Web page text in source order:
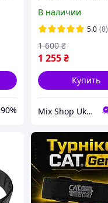
90%
Pharmaceuticals)
В наличии
5.0 (8)
1 255 ₴
1 600 ₴
Купить
Mix Shop Ukraine